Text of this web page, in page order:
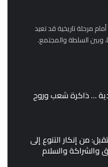
مرحلة تاريخية قد تعيد
وبين السلطة والمجتمع.
… ذاكرة شعب وروح
من إنكار التنوع إلى
والشراكة والسلام